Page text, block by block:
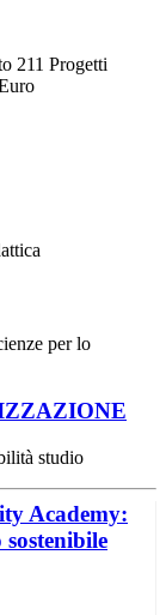
211 Progetti
per lo
studio
Academy: